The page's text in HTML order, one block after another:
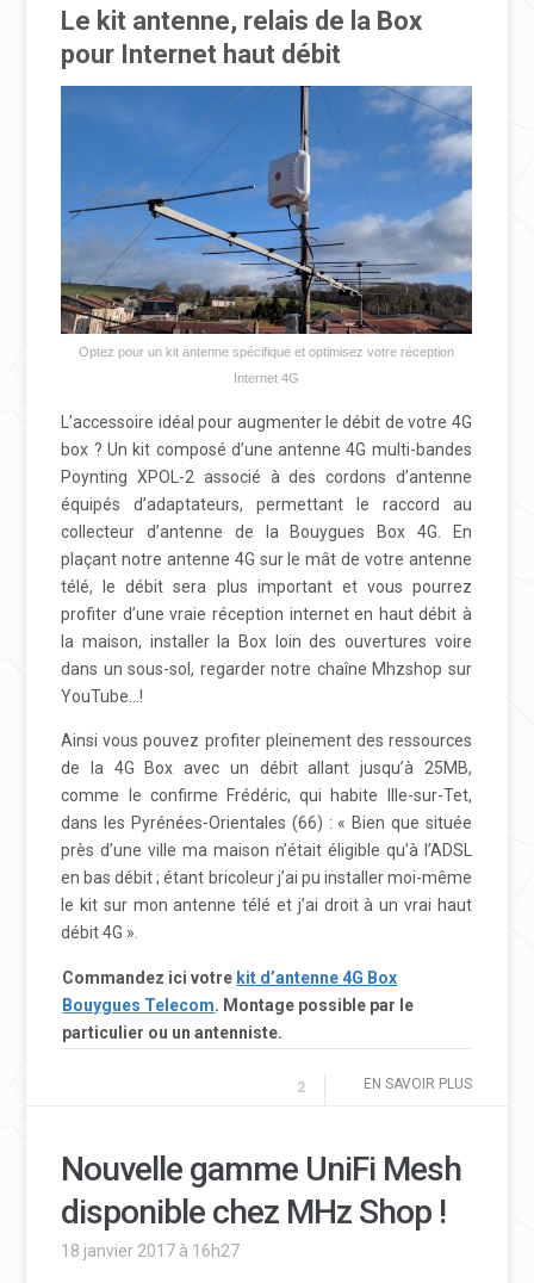
Le kit antenne, relais de la Box
pour Internet haut débit
Optez pour un kit antenne spécifique et optimisez votre réception
Internet 4G
L’accessoire idéal pour augmenter le débit de votre 4G
box ? Un kit composé d’une antenne 4G multi-bandes
Poynting XPOL-2 associé à des cordons d’antenne
équipés d’adaptateurs, permettant le raccord au
collecteur d’antenne de la Bouygues Box 4G. En
plaçant notre antenne 4G sur le mât de votre antenne
télé, le débit sera plus important et vous pourrez
profiter d’une vraie réception internet en haut débit à
la maison, installer la Box loin des ouvertures voire
dans un sous-sol, regarder notre chaîne Mhzshop sur
YouTube…!
Ainsi vous pouvez profiter pleinement des ressources
de la 4G Box avec un débit allant jusqu’à 25MB,
comme le confirme Frédéric, qui habite Ille-sur-Tet,
dans les Pyrénées-Orientales (66) : « Bien que située
près d’une ville ma maison n’était éligible qu’à l’ADSL
en bas débit ; étant bricoleur j’ai pu installer moi-même
le kit sur mon antenne télé et j’ai droit à un vrai haut
débit 4G ».
Commandez ici votre kit d’antenne 4G Box
Bouygues Telecom. Montage possible par le
particulier ou un antenniste.
EN SAVOIR PLUS
2
Nouvelle gamme UniFi Mesh
disponible chez MHz Shop !
18 janvier 2017 à 16h27